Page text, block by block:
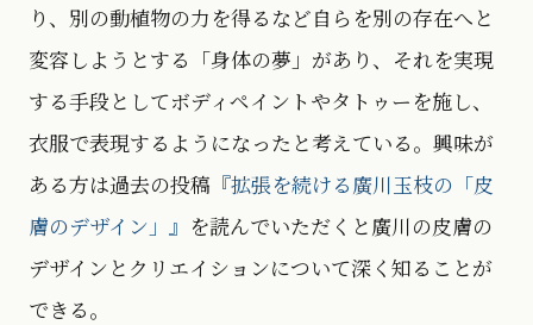
り、別の動植物の力を得るなど自らを別の存在へと
変容しようとする「身体の夢」があり、それを実現
する手段としてボディペイントやタトゥーを施し、
衣服で表現するようになったと考えている。興味が
ある方は過去の投稿 『拡張を続ける廣川玉枝の「皮
膚のデザイン」』 を読んでいただくと廣川の皮膚の
デザインとクリエイションについて深く知ることが
できる。